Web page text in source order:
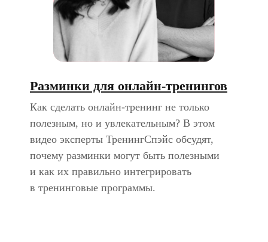
Разминки для онлайн-тренингов
Как сделать онлайн-тренинг не только
полезным, но и увлекательным? В этом
видео эксперты ТренингСпэйс обсудят,
почему разминки могут быть полезными
и как их правильно интегрировать
в тренинговые программы.